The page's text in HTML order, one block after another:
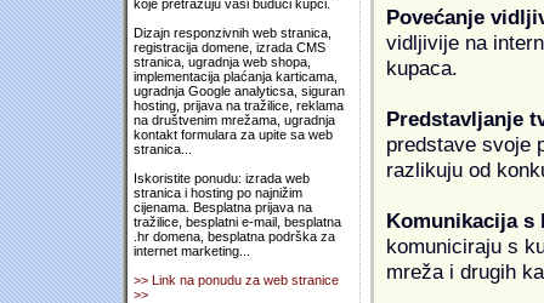
koje pretražuju vaši budući kupci.
Dizajn responzivnih web stranica,
registracija domene, izrada CMS
stranica, ugradnja web shopa,
implementacija plaćanja karticama,
ugradnja Google analyticsa, siguran
hosting, prijava na tražilice, reklama
na društvenim mrežama, ugradnja
kontakt formulara za upite sa web
stranica...
Iskoristite ponudu: izrada web
stranica i hosting po najnižim
cijenama. Besplatna prijava na
tražilice, besplatni e-mail, besplatna
.hr domena, besplatna podrška za
internet marketing...
>> Link na ponudu za web stranice
>>
Povećanje
vidljivije na
kupaca.
Predstavljanje
predstave svoje
razlikuju od
Komunikacija s
komuniciraju s
mreža i drugih